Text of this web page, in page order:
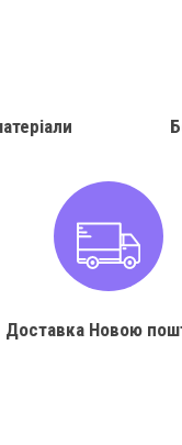
Доставка Новою